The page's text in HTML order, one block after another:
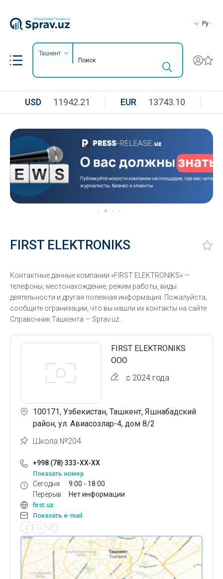
Ру
Ташкент
USD 11942.21 EUR 13743.10
FIRST ELEKTRONIKS
Контактные данные компании «FIRST ELEKTRONIKS» —
телефоны, местонахождение, режим работы, виды
деятельности и другая полезная информация. Пожалуйста,
сообщите огранизации, что вы нашли их контакты на сайте
Справочник Ташкента — Sprav.uz.
FIRST ELEKTRONIKS
ООО
с 2024 года
100171, Узбекистан, Ташкент, Яшнабадский
район, ул. Авиасозлар-4, дом 8/2
Школа №204
+998 (78) 333-XX-XX
Показать номер
Сегодня
Перерыв
9:00 - 18:00
Нет информации
first.uz
Показать e-mail